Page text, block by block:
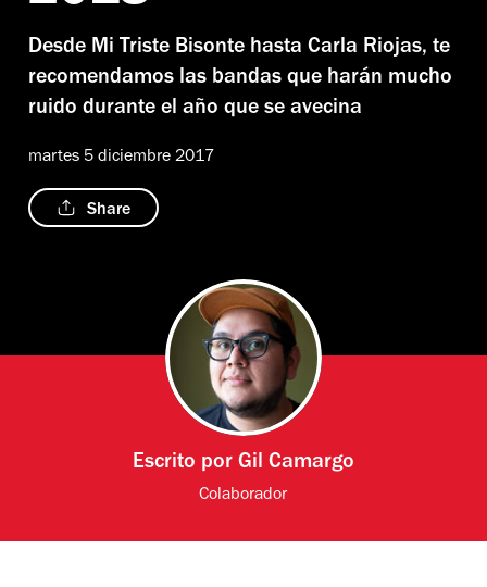
Desde Mi Triste Bisonte hasta Carla Riojas, te
recomendamos las bandas que harán mucho
ruido durante el año que se avecina
martes 5 diciembre 2017
Share
Escrito por Gil Camargo
Colaborador